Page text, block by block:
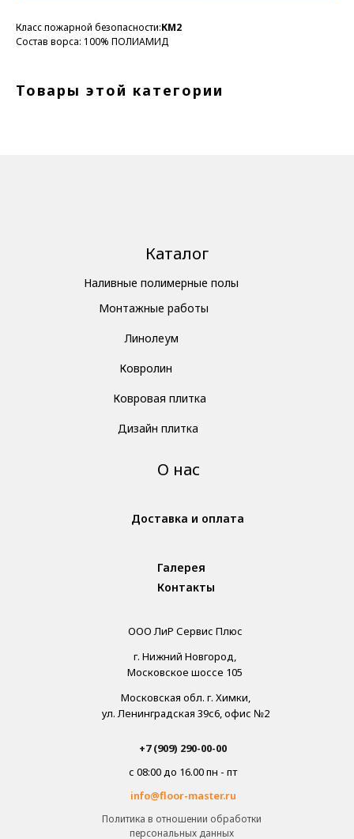
Класс пожарной безопасности:КМ2
Состав ворса: 100% ПОЛИАМИД
Товары этой категории
г. Нижний Новгород,
Московское шоссе 105
info@floor-master.ru
+7 (909) 290-00-00
с 08:00 до 16.00 пн - пт
ООО ЛиР Сервис Плюс
Наливные полимерные полы
Московская обл. г. Химки,
ул. Ленинградская 39с6, офис №2
Ковровая плитка
Линолеум
Контакты
Ковролин
Дизайн плитка
Монтажные работы
Политика в отношении обработки
персональных данных
Доставка и оплата
Каталог
О нас
Галерея